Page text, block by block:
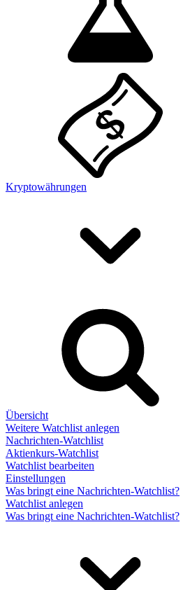
Kryptowährungen
Übersicht
Weitere Watchlist anlegen
Nachrichten-Watchlist
Aktienkurs-Watchlist
Watchlist bearbeiten
Einstellungen
Was bringt eine Nachrichten-Watchlist?
Watchlist anlegen
Was bringt eine Nachrichten-Watchlist?